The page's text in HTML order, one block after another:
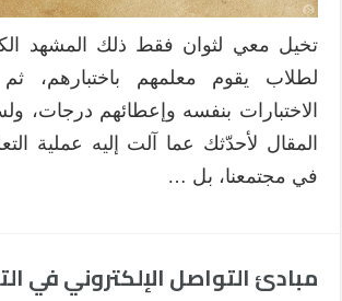
تخيل معي لثوان فقط ذلك المشهد
لطلاب يقوم معلمهم باختبارهم،
الاختبارات بنفسه وإعطائهم درجات،
المقال لأحدّثك عما آلت إليه عملية
في مجتمعنا، بل …
مبادئ التواصل الإلكتروني في